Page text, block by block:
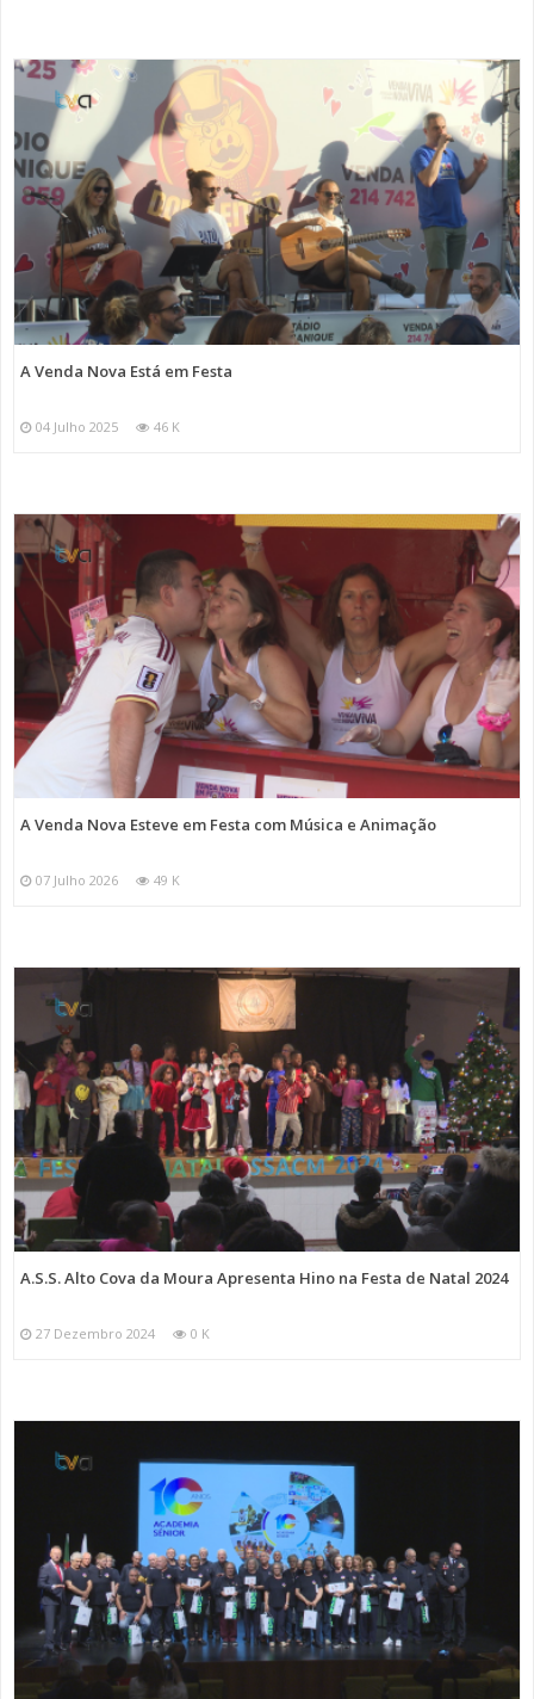
A Venda Nova Está em Festa
04 Julho 2025 46 K
A Venda Nova Esteve em Festa com Música e Animação
07 Julho 2026 49 K
A.S.S. Alto Cova da Moura Apresenta Hino na Festa de Natal 2024
27 Dezembro 2024 0 K